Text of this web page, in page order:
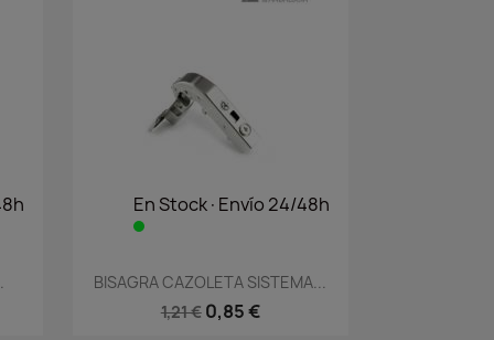
En Stock·Envío 24/48h
Vista rápida
BISAGRA CAZOLETA SISTEMA...
1,21 € 0,85 €